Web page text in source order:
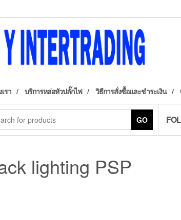
รา บริการหล่อหัวปลั๊กไฟ วิธีการสั่งซื้อและชำระเงิน
GO
lighting PSP